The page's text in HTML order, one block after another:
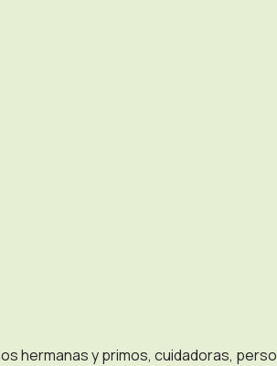
hermanas y primos, cuidadoras,